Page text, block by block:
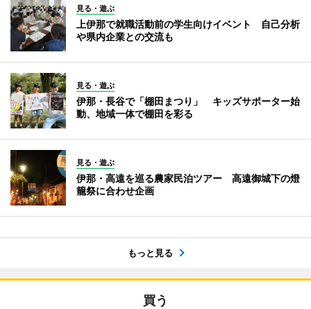
見る・遊ぶ
上伊那で就職活動前の学生向けイベント 自己分析
や県内企業との交流も
見る・遊ぶ
伊那・長谷で「棚田まつり」 キッズサポーター始
動、地域一体で棚田を彩る
見る・遊ぶ
伊那・高遠を巡る農家民泊ツアー 高遠御城下の燈
籠祭に合わせ企画
もっと見る
買う